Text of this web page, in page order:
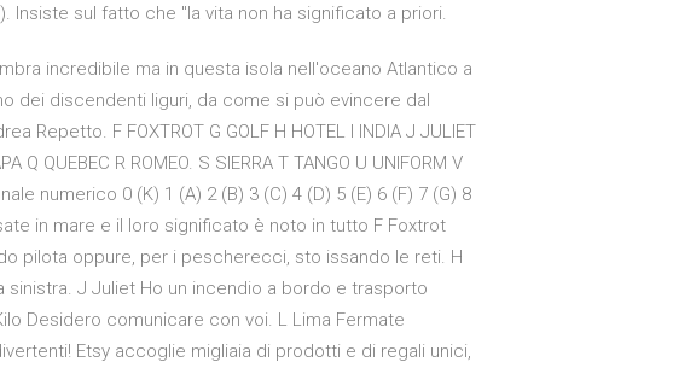
sul fatto che "la vita non ha significato a priori.
incredibile ma in questa isola nell'oceano Atlantico a
dei discendenti liguri, da come si può evincere dal
Repetto. F FOXTROT G GOLF H HOTEL I INDIA J JULIET
Q QUEBEC R ROMEO. S SIERRA T TANGO U UNIFORM V
numerico 0 (K) 1 (A) 2 (B) 3 (C) 4 (D) 5 (E) 6 (F) 7 (G) 8
in mare e il loro significato è noto in tutto F Foxtrot
pilota oppure, per i pescherecci, sto issando le reti. H
J Juliet Ho un incendio a bordo e trasporto
Desidero comunicare con voi. L Lima Fermate
Etsy accoglie migliaia di prodotti e di regali unici,